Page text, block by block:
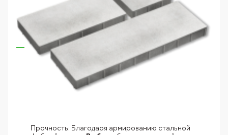
Прочность: Благодаря армированию стальной